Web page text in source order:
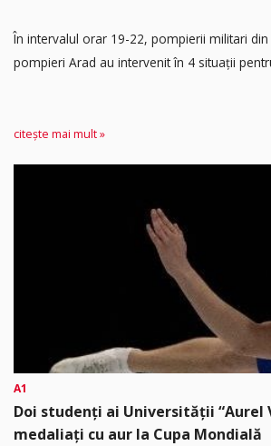
În intervalul orar 19-22, pompierii militari
pompieri Arad au intervenit în 4 situații
citește mai mult »
A1
Doi studenți ai Universității “Aurel
medaliați cu aur la Cupa Mondială